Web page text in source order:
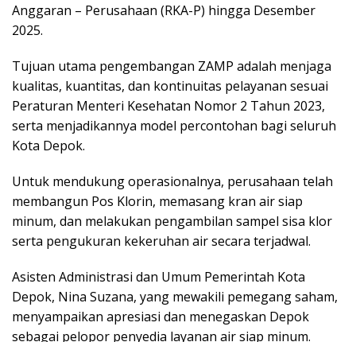
Anggaran – Perusahaan (RKA-P) hingga Desember
2025.
Tujuan utama pengembangan ZAMP adalah menjaga
kualitas, kuantitas, dan kontinuitas pelayanan sesuai
Peraturan Menteri Kesehatan Nomor 2 Tahun 2023,
serta menjadikannya model percontohan bagi seluruh
Kota Depok.
Untuk mendukung operasionalnya, perusahaan telah
membangun Pos Klorin, memasang kran air siap
minum, dan melakukan pengambilan sampel sisa klor
serta pengukuran kekeruhan air secara terjadwal.
Asisten Administrasi dan Umum Pemerintah Kota
Depok, Nina Suzana, yang mewakili pemegang saham,
menyampaikan apresiasi dan menegaskan Depok
sebagai pelopor penyedia layanan air siap minum.